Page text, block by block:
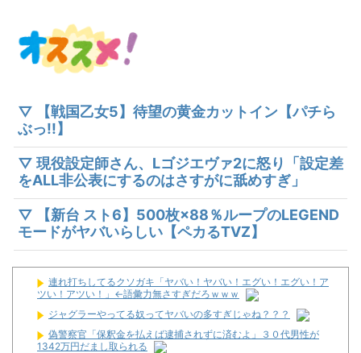
▽ 【戦国乙女5】待望の黄金カットイン【パチら
ぶっ!!】
▽ 現役設定師さん、Lゴジエヴァ2に怒り「設定差
をALL非公表にするのはさすがに舐めすぎ」
▽ 【新台 スト6】500枚×88％ループのLEGEND
モードがヤバいらしい【ペカるTVZ】
連れ打ちしてるクソガキ「ヤバい！ヤバい！エグい！エグい！ア
ツい！アツい！」←語彙力無さすぎだろｗｗｗ
ジャグラーやってる奴ってヤバいの多すぎじゃね？？？
偽警察官「保釈金を払えば逮捕されずに済むよ」３０代男性が
1342万円だまし取られる